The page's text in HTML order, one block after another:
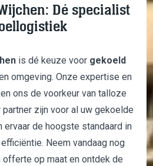
Dé specialist
is dé keuze voor gekoeld
omgeving. Onze expertise en
ons de voorkeur van talloze
partner zijn voor al uw gekoelde
de hoogste standaard in
Neem vandaag nog
op maat en ontdek de